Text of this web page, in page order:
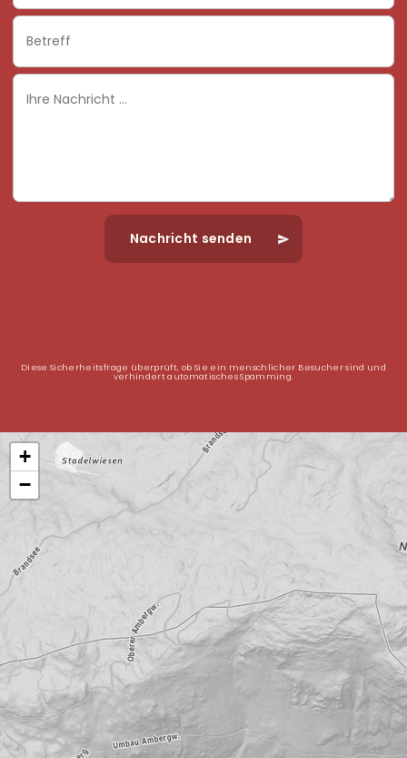
Subject
Ihre
Nachricht
Diese Sicherheitsfrage überprüft, ob Sie ein menschlicher Besucher sind und
verhindert automatisches Spamming.
+
−